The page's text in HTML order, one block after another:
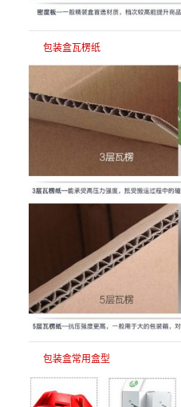
包装盒瓦楞纸
包装盒常用盒型